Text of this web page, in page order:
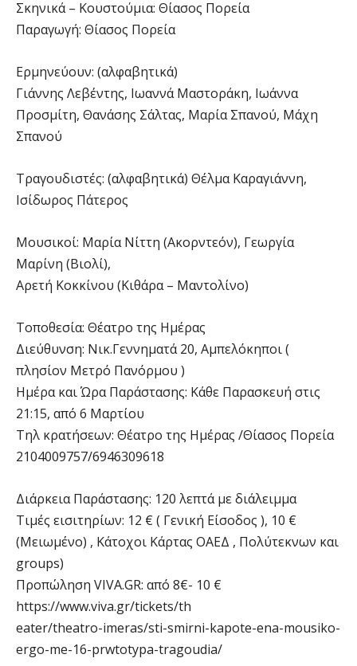
Σκηνικά – Κουστούμια: Θίασος Πορεία
Παραγωγή: Θίασος Πορεία
Ερμηνεύουν: (αλφαβητικά)
Γιάννης Λεβέντης, Ιωαννά Μαστοράκη, Ιωάννα
Προσμίτη, Θανάσης Σάλτας, Μαρία Σπανού, Μάχη
Σπανού
Τραγουδιστές: (αλφαβητικά) Θέλμα Καραγιάννη,
Ισίδωρος Πάτερος
Μουσικοί: Μαρία Νίττη (Ακορντεόν), Γεωργία
Μαρίνη (Βιολί),
Αρετή Κοκκίνου (Κιθάρα – Μαντολίνο)
Τοποθεσία: Θέατρο της Ημέρας
Διεύθυνση: Νικ.Γεννηματά 20, Αμπελόκηποι (
πλησίον Μετρό Πανόρμου )
Ημέρα και Ώρα Παράστασης: Κάθε Παρασκευή στις
21:15, από 6 Μαρτίου
Τηλ κρατήσεων: Θέατρο της Ημέρας /Θίασος Πορεία
2104009757/6946309618
Διάρκεια Παράστασης: 120 λεπτά με διάλειμμα
Τιμές εισιτηρίων: 12 € ( Γενική Είσοδος ), 10 €
(Μειωμένο) , Κάτοχοι Κάρτας ΟΑΕΔ , Πολύτεκνων και
groups)
Προπώληση VIVA.GR: από 8€- 10 €
https://www.viva.gr/tickets/th
eater/theatro-imeras/sti-smirni-kapote-ena-mousiko-
ergo-me-16-prwtotypa-tragoudia/